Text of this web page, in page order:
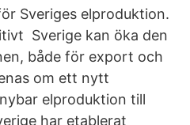
Sveriges elproduktion.
Sverige kan öka den
både för export och
om ett nytt
elproduktion till
har etablerat